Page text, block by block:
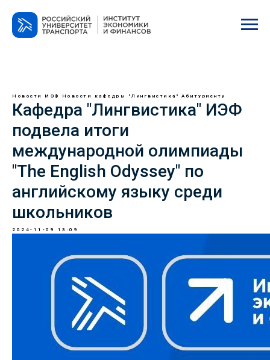
Новости ИЭФ Новости кафедры "Лингвистика" Абитуриенту
Кафедра "Лингвистика" ИЭФ
подвела итоги
международной олимпиады
"The English Odyssey" по
английскому языку среди
школьников
2024-11-09 13:09